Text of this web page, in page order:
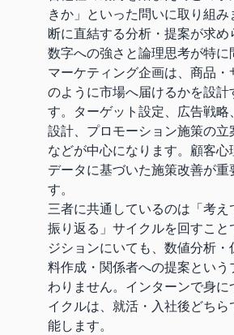
きか」といった問いに取り組み
断に直結する分析・提案が求め
数字への強さと論理思考が特に
マーケティング企画は、商品
のように市場へ届けるかを設計
す。ターゲット設定、広告戦略
設計、プロモーション施策の立
などが中心になります。顧客心
データに基づいた施策改善が
す。
三者に共通しているのは「考え
振り返る」サイクルを回すこと
ジションにいても、数値分析・
料作成・関係者への提案という
わりません。インターンで身に
イクルは、就活・入社後どち
能します。